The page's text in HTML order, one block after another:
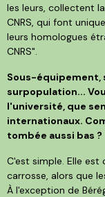
les leurs, collectent
CNRS, qui font
leurs homologues
CNRS".
Sous-équipement,
surpopulation...
l'université, que
internationaux.
tombée aussi bas ?
C'est simple. Elle
carrosse, alors que
À l'exception de